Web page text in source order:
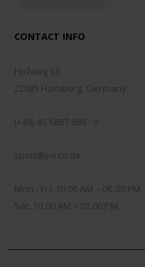
CONTACT INFO
Hofweg 96
22085 Hamburg, Germany
(+49) 40 6887 688 - 0
sport@peco.de
Mon - Fri: 10:00 AM – 06:00 PM
Sat: 10:00 AM – 02:00 PM